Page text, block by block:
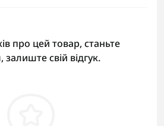
про цей товар, станьте
свій відгук.